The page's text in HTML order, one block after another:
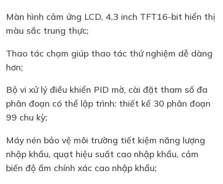
Màn hình cảm ứng LCD, 4,3 inch TFT16-bit hiển thị
màu sắc trung thực;
Thao tác chạm giúp thao tác thử nghiệm dễ dàng
hơn;
Bộ vi xử lý điều khiển PID mờ, cài đặt tham số đa
phân đoạn có thể lập trình: thiết kế 30 phân đoạn
99 chu kỳ;
Máy nén bảo vệ môi trường tiết kiệm năng lượng
nhập khẩu, quạt hiệu suất cao nhập khẩu, cảm
biến độ ẩm chính xác cao nhập khẩu;